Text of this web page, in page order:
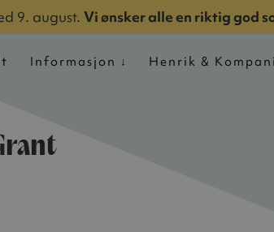
9. august.Vi ønsker alle en riktig god
Informasjon Henrik & Kompani